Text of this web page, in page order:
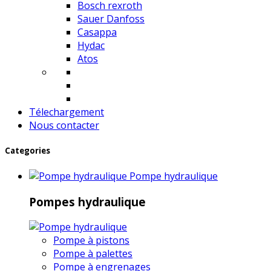
Bosch rexroth
Sauer Danfoss
Casappa
Hydac
Atos
Télechargement
Nous contacter
Categories
Pompe hydraulique
Pompes hydraulique
Pompe à pistons
Pompe à palettes
Pompe à engrenages